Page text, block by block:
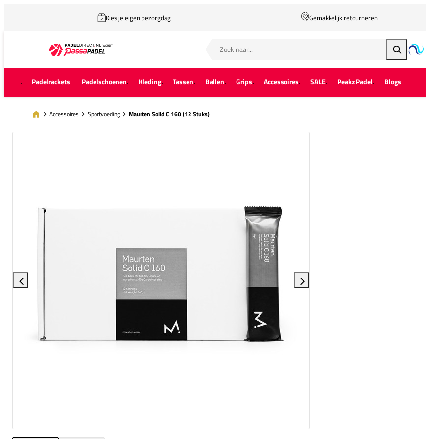
Kies je eigen bezorgdag Gemakkelijk retourneren
Zoeken
Padelrackets Padelschoenen Kleding Tassen Ballen Grips Accessoires SALE Peakz Padel Blogs
Accessoires Sportvoeding Maurten Solid C 160 (12 Stuks)